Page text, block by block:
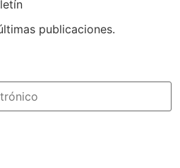
publicaciones.